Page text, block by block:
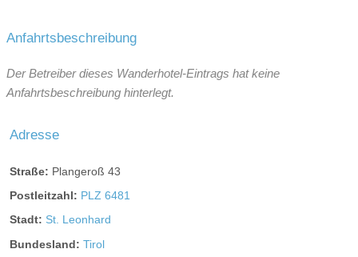
Anfahrtsbeschreibung
Der Betreiber dieses Wanderhotel-Eintrags hat keine
Anfahrtsbeschreibung hinterlegt.
Adresse
Straße: Plangeroß 43
Postleitzahl: PLZ 6481
Stadt: St. Leonhard
Bundesland: Tirol